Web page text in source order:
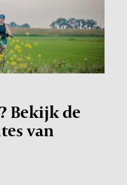
Bekijk de
van